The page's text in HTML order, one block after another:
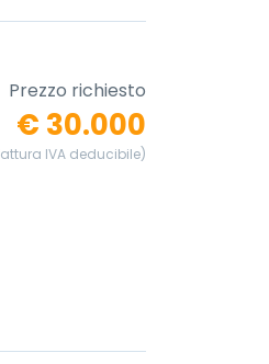
Prezzo richiesto
€ 30.000
IVA deducibile)